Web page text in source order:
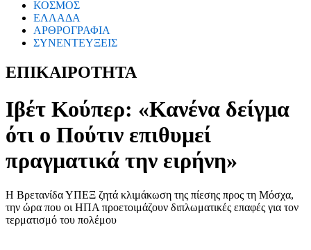
ΚΟΣΜΟΣ
ΕΛΛΑΔΑ
ΑΡΘΡΟΓΡΑΦΙΑ
ΣΥΝΕΝΤΕΥΞΕΙΣ
ΕΠΙΚΑΙΡΟΤΗΤΑ
Ιβέτ Κούπερ: «Κανένα δείγμα
ότι ο Πούτιν επιθυμεί
πραγματικά την ειρήνη»
Η Βρετανίδα ΥΠΕΞ ζητά κλιμάκωση της πίεσης προς τη Μόσχα,
την ώρα που οι ΗΠΑ προετοιμάζουν διπλωματικές επαφές για τον
τερματισμό του πολέμου